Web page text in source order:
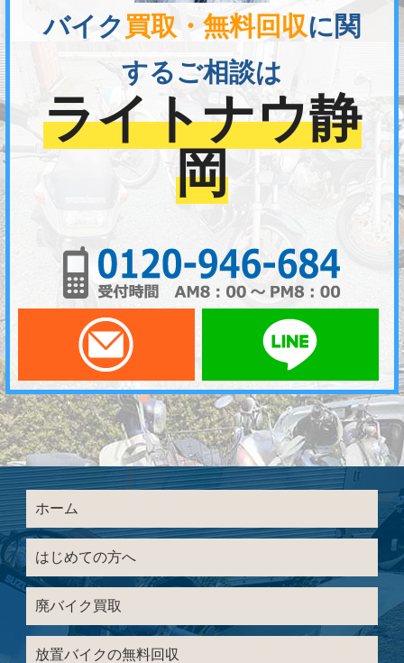
バイク 買取・無料回収に関
するご相談は
ライトナウ静
岡
メールでお問い合わせ
ホーム
はじめての方へ
廃バイク買取
放置バイクの無料回収